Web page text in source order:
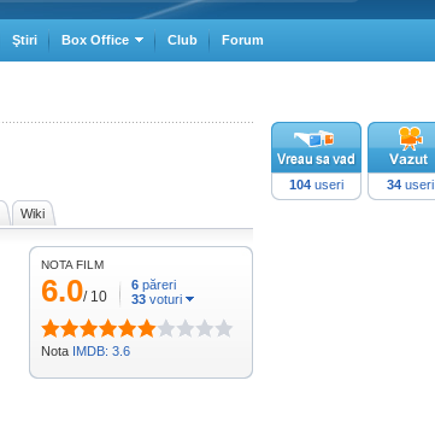
Ştiri Box Office Club Forum
Wiki
NOTA FILM
6.0/ 10
6 păreri
33 voturi
Nota IMDB: 3.6
104 useri 34useri